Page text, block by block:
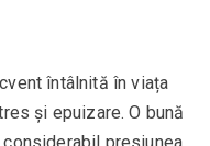
întâlnită în viața
și epuizare. O bună